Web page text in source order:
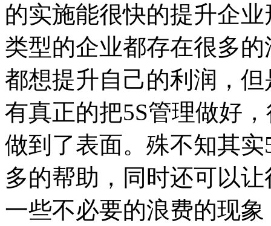
的实施能很快的提升企
类型的企业都存在很多
都想提升自己的利润，
有真正的把5S管理做好
做到了表面。殊不知其
多的帮助，同时还可以
一些不必要的浪费的现